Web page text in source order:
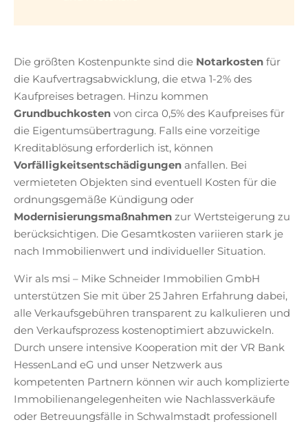
Die größten Kostenpunkte sind die Notarkosten für
die Kaufvertragsabwicklung, die etwa 1-2% des
Kaufpreises betragen. Hinzu kommen
Grundbuchkosten von circa 0,5% des Kaufpreises für
die Eigentumsübertragung. Falls eine vorzeitige
Kreditablösung erforderlich ist, können
Vorfälligkeitsentschädigungen anfallen. Bei
vermieteten Objekten sind eventuell Kosten für die
ordnungsgemäße Kündigung oder
Modernisierungsmaßnahmen zur Wertsteigerung zu
berücksichtigen. Die Gesamtkosten variieren stark je
nach Immobilienwert und individueller Situation.
Wir als msi – Mike Schneider Immobilien GmbH
unterstützen Sie mit über 25 Jahren Erfahrung dabei,
alle Verkaufsgebühren transparent zu kalkulieren und
den Verkaufsprozess kostenoptimiert abzuwickeln.
Durch unsere intensive Kooperation mit der VR Bank
HessenLand eG und unser Netzwerk aus
kompetenten Partnern können wir auch komplizierte
Immobilienangelegenheiten wie Nachlassverkäufe
oder Betreuungsfälle in Schwalmstadt professionell